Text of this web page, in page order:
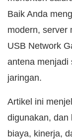
Baik Anda
modern, server
USB Network
antena menjadi
jaringan.
Artikel ini
digunakan, dan
biaya, kinerja,